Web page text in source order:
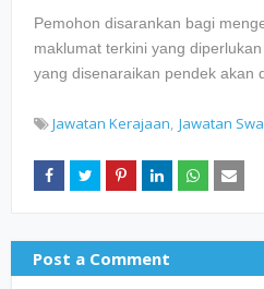
Pemohon disarankan bagi
maklumat terkini yang
yang disenaraikan pendek akan
Jawatan Kerajaan Jawatan
Post a Comment